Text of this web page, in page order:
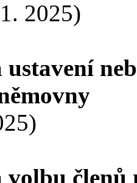
2025)
ustavení
členů